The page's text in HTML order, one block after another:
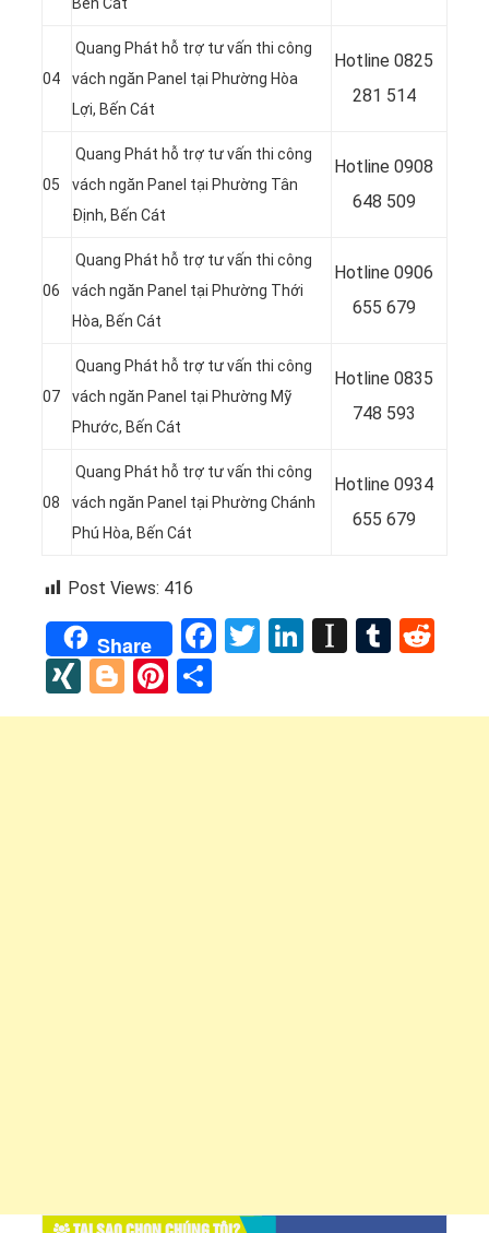
Bến Cát
04
Quang Phát hỗ trợ tư vấn thi công
vách ngăn Panel tại Phường Hòa
Lợi, Bến Cát
Hotline 0825
281 514
05
Quang Phát hỗ trợ tư vấn thi công
vách ngăn Panel tại Phường Tân
Định, Bến Cát
Hotline 0908
648 509
06
Quang Phát hỗ trợ tư vấn thi công
vách ngăn Panel tại Phường Thới
Hòa, Bến Cát
Hotline 0906
655 679
07
Quang Phát hỗ trợ tư vấn thi công
vách ngăn Panel tại Phường Mỹ
Phước, Bến Cát
Hotline 0835
748 593
08
Quang Phát hỗ trợ tư vấn thi công
vách ngăn Panel tại Phường Chánh
Phú Hòa, Bến Cát
Hotline 0934
655 679
Post Views: 416
Share Facebook
Twitter
LinkedIn
XINGBloggerPinterest